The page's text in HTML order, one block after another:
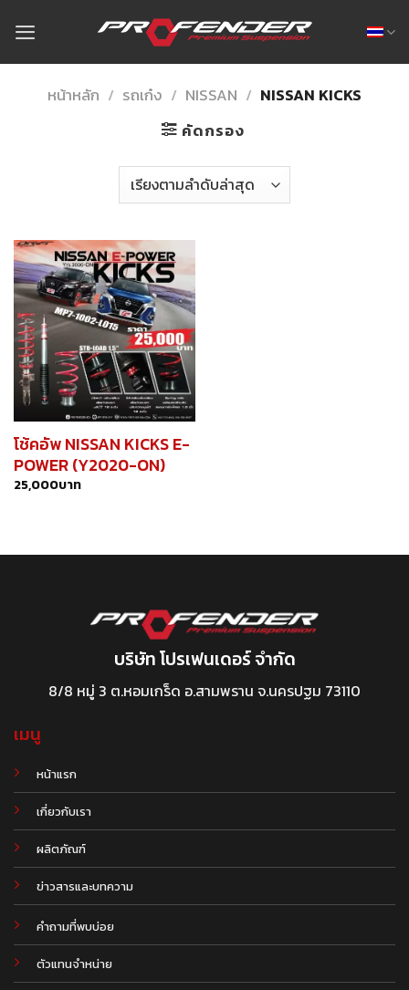
content
หน้าหลัก / รถเก๋ง / NISSAN / NISSAN KICKS
คัดกรอง
โช้คอัพ NISSAN KICKS E-
POWER (Y2020-ON)
25,000บาท
บริษัท โปรเฟนเดอร์ จำกัด
8/8 หมู่ 3 ต.หอมเกร็ด อ.สามพราน จ.นครปฐม 73110
เมนู
หน้าแรก
เกี่ยวกับเรา
ผลิตภัณฑ์
ข่าวสารและบทความ
.
คำถามที่พบบ่อย
ตัวแทนจำหน่าย